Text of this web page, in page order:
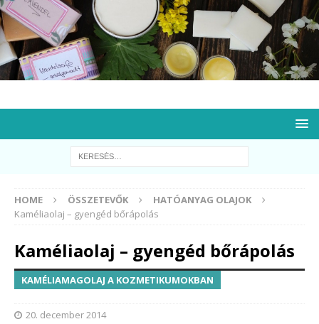
HOME ÖSSZETEVŐK
HATÓANYAG OLAJOK
Kaméliaolaj – gyengéd bőrápolás
Kaméliaolaj – gyengéd bőrápolás
KAMÉLIAMAGOLAJ A KOZMETIKUMOKBAN
20. december 2014